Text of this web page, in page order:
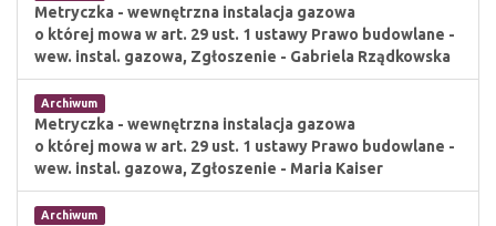
Metryczka - wewnętrzna instalacja gazowa
o której mowa w art. 29 ust. 1 ustawy Prawo budowlane -
wew. instal. gazowa, Zgłoszenie - Gabriela Rządkowska
Archiwum
Metryczka - wewnętrzna instalacja gazowa
o której mowa w art. 29 ust. 1 ustawy Prawo budowlane -
wew. instal. gazowa, Zgłoszenie - Maria Kaiser
Archiwum